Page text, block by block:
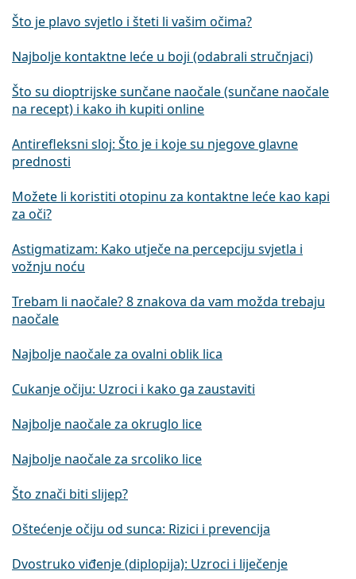
Što je plavo svjetlo i šteti li vašim očima?
Najbolje kontaktne leće u boji (odabrali stručnjaci)
Što su dioptrijske sunčane naočale (sunčane naočale
na recept) i kako ih kupiti online
Antirefleksni sloj: Što je i koje su njegove glavne
prednosti
Možete li koristiti otopinu za kontaktne leće kao kapi
za oči?
Astigmatizam: Kako utječe na percepciju svjetla i
vožnju noću
Trebam li naočale? 8 znakova da vam možda trebaju
naočale
Najbolje naočale za ovalni oblik lica
Cukanje očiju: Uzroci i kako ga zaustaviti
Najbolje naočale za okruglo lice
Najbolje naočale za srcoliko lice
Što znači biti slijep?
Oštećenje očiju od sunca: Rizici i prevencija
Dvostruko viđenje (diplopija): Uzroci i liječenje